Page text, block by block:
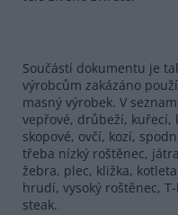
Součástí dokumentu je
výrobcům zakázáno
masný výrobek. V
vepřové, drůbeží,
skopové, ovčí, kozí,
třeba nízký roštěnec,
žebra, plec, kližka,
hrudí, vysoký roštěnec,
steak.